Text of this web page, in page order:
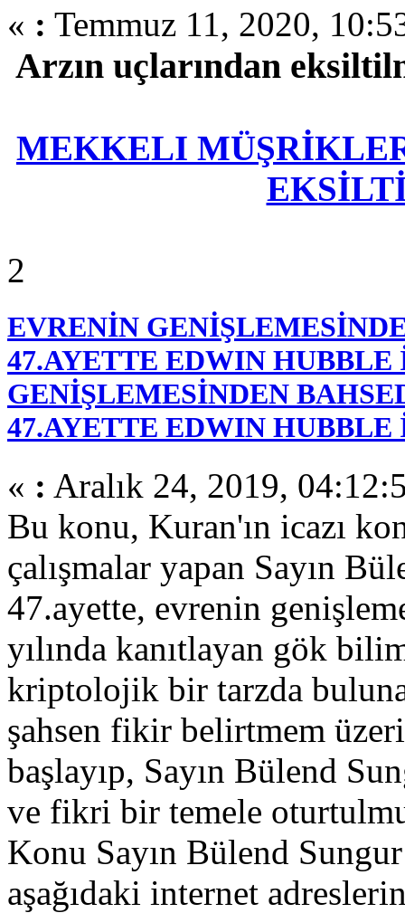
« : Temmuz 11, 2020,
Arzın uçlarından
MEKKELI
2
EVRENİN
47.AYETTE EDWIN HUBBLE
GENİŞLEMESİNDEN
47.AYETTE EDWIN HUBBLE
« : Aralık 24, 2019,
Bu konu, Kuran'ın icazı
çalışmalar yapan Sayın
47.ayette, evrenin
yılında kanıtlayan gök
kriptolojik bir tarzda
şahsen fikir belirtmem
başlayıp, Sayın Bülend
ve fikri bir temele
Konu Sayın Bülend
aşağıdaki internet